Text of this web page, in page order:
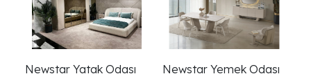
Newstar Yatak Odası Newstar Yemek Odası